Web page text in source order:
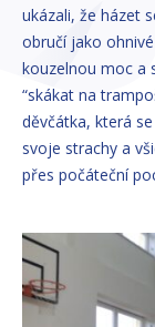
ukázali, že házet
obručí jako
kouzelnou moc a
“skákat na
děvčátka, která
svoje strachy a
přes počáteční